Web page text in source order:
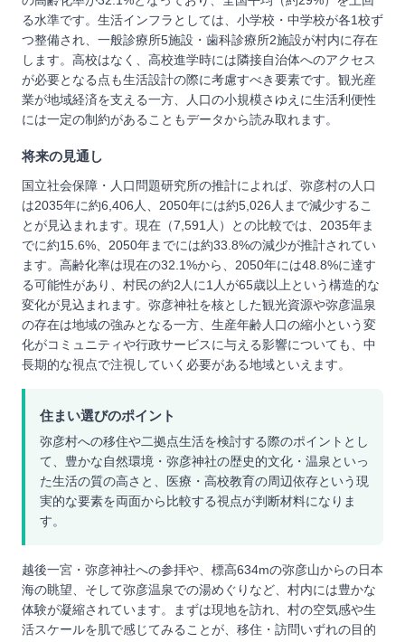
る水準です。生活インフラとしては、小学校・中学校が各1校ず
つ整備され、一般診療所5施設・歯科診療所2施設が村内に存在
します。高校はなく、高校進学時には隣接自治体へのアクセス
が必要となる点も生活設計の際に考慮すべき要素です。観光産
業が地域経済を支える一方、人口の小規模さゆえに生活利便性
には一定の制約があることもデータから読み取れます。
将来の見通し
国立社会保障・人口問題研究所の推計によれば、弥彦村の人口
は2035年に約6,406人、2050年には約5,026人まで減少するこ
とが見込まれます。現在（7,591人）との比較では、2035年ま
でに約15.6%、2050年までには約33.8%の減少が推計されてい
ます。高齢化率は現在の32.1%から、2050年には48.8%に達す
る可能性があり、村民の約2人に1人が65歳以上という構造的な
変化が見込まれます。弥彦神社を核とした観光資源や弥彦温泉
の存在は地域の強みとなる一方、生産年齢人口の縮小という変
化がコミュニティや行政サービスに与える影響についても、中
長期的な視点で注視していく必要がある地域といえます。
住まい選びのポイント
弥彦村への移住や二拠点生活を検討する際のポイントとし
て、豊かな自然環境・弥彦神社の歴史的文化・温泉といっ
た生活の質の高さと、医療・高校教育の周辺依存という現
実的な要素を両面から比較する視点が判断材料になりま
す。
越後一宮・弥彦神社への参拝や、標高634mの弥彦山からの日本
海の眺望、そして弥彦温泉での湯めぐりなど、村内には豊かな
体験が凝縮されています。まずは現地を訪れ、村の空気感や生
活スケールを肌で感じてみることが、移住・訪問いずれの目的